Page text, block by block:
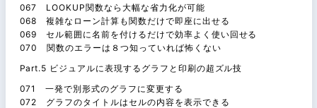
067 LOOKUP関数なら大幅な省力化が可能
068 複雑なローン計算も関数だけで即座に出せる
069 セル範囲に名前を付けるだけで効率よく使い回せる
070 関数のエラーは８つ知っていれば怖くない
Part.5 ビジュアルに表現するグラフと印刷の超ズル技
071 一発で別形式のグラフに変更する
072 グラフのタイトルはセルの内容を表示できる